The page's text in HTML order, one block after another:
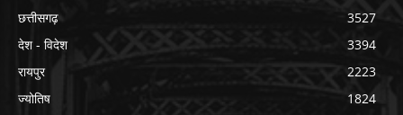
छत्तीसगढ़
3527
देश - विदेश
3394
रायपुर
2223
ज्योतिष
1824